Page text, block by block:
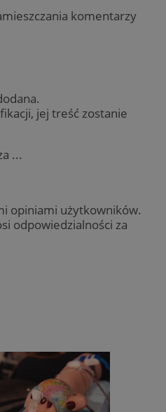
komentarzy
jej treść zostanie
...
opiniami użytkowników.
odpowiedzialności za